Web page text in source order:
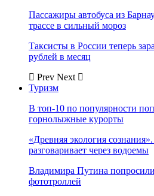
Пассажиры автобуса из
трассе в сильный мороз
Таксисты в России теперь
рублей в месяц
Prev Next
Туризм
В топ-10 по популярности
горнолыжные курорты
«Древняя экология
разговаривает через водоемы
Владимира Путина
фототроллей